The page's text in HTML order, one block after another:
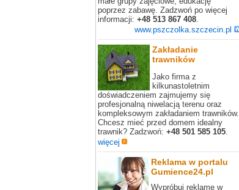
poprzez zabawę. Zadzwoń po więcej
informacji: +48 513 867 408.
www.pszczolka.szczecin.pl
Zakładanie
trawników
Jako firma z
kilkunastoletnim
doświadczeniem zajmujemy się
profesjonalną niwelacją terenu oraz
kompleksowym zakładaniem trawników.
Chcesz mieć przed domem idealny
trawnik? Zadzwoń: +48 501 585 105.
więcej
Reklama w portalu
Gumience24.pl
Wypróbuj reklamę w